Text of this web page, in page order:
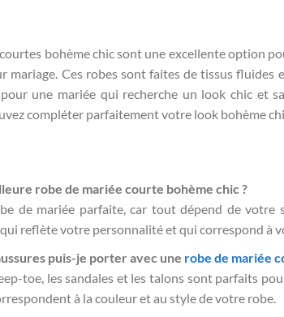
bohème chic sont une excellente option
mariage. Ces robes sont faites de tissus fluides
une mariée qui recherche un look chic et
compléter parfaitement votre look bohème
robe de mariée courte bohème chic ?
de mariée parfaite, car tout dépend de
reflète votre personnalité et qui correspond à
puis-je porter avec une robe de mariée
toe, les sandales et les talons sont parfaits
à la couleur et au style de votre robe.